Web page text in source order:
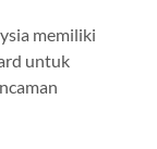
memiliki
untuk